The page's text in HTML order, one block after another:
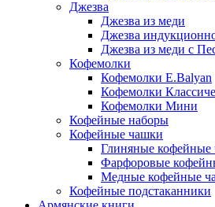
Джезва
Джезва из меди
Джезва
Джезва из меди с
Кофемолки
Кофемолки E.Balyan
Кофемолки
Кофемолки Мини
Кофейные наборы
Кофейные чашки
Глиняные кофейные
Фарфоровые
Медные кофейные
Кофейные подстаканники